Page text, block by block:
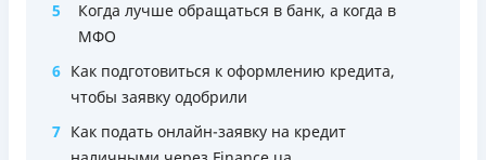
соответствующем уровне дохода)
Удобное приложение для оформления и управления
платёжной картой и кредитным лимитом (отсутствует
необходимость общения с контакт-центром)
Срок пользования кредитным лимитом не ограничен
при своевременном обслуживании (срок кредитной
5
Когда лучше обращаться в банк, а когда в
МФО
6 Как подготовиться к оформлению кредита,
чтобы заявку одобрили
7 Как подать онлайн-заявку на кредит